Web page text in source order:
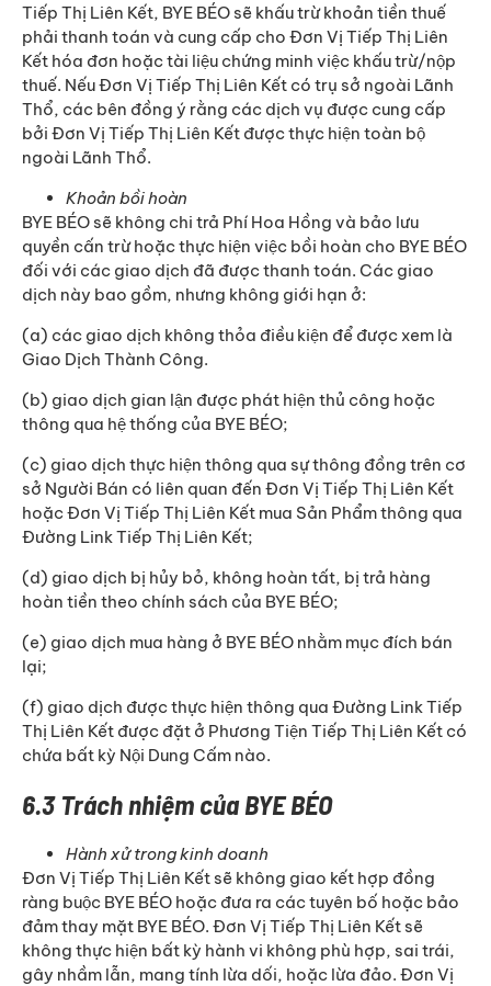
Tiếp Thị Liên Kết, BYE BÉO sẽ khấu trừ khoản tiền thuế
phải thanh toán và cung cấp cho Đơn Vị Tiếp Thị Liên
Kết hóa đơn hoặc tài liệu chứng minh việc khấu trừ/nộp
thuế. Nếu Đơn Vị Tiếp Thị Liên Kết có trụ sở ngoài Lãnh
Thổ, các bên đồng ý rằng các dịch vụ được cung cấp
bởi Đơn Vị Tiếp Thị Liên Kết được thực hiện toàn bộ
ngoài Lãnh Thổ.
Khoản bồi hoàn
BYE BÉO sẽ không chi trả Phí Hoa Hồng và bảo lưu
quyền cấn trừ hoặc thực hiện việc bồi hoàn cho BYE BÉO
đối với các giao dịch đã được thanh toán. Các giao
dịch này bao gồm, nhưng không giới hạn ở:
(a) các giao dịch không thỏa điều kiện để được xem là
Giao Dịch Thành Công.
(b) giao dịch gian lận được phát hiện thủ công hoặc
thông qua hệ thống của BYE BÉO;
(c) giao dịch thực hiện thông qua sự thông đồng trên cơ
sở Người Bán có liên quan đến Đơn Vị Tiếp Thị Liên Kết
hoặc Đơn Vị Tiếp Thị Liên Kết mua Sản Phẩm thông qua
Đường Link Tiếp Thị Liên Kết;
(d) giao dịch bị hủy bỏ, không hoàn tất, bị trả hàng
hoàn tiền theo chính sách của BYE BÉO;
(e) giao dịch mua hàng ở BYE BÉO nhằm mục đích bán
lại;
(f) giao dịch được thực hiện thông qua Đường Link Tiếp
Thị Liên Kết được đặt ở Phương Tiện Tiếp Thị Liên Kết có
chứa bất kỳ Nội Dung Cấm nào.
6.3 Trách nhiệm của BYE BÉO
Hành xử trong kinh doanh
Đơn Vị Tiếp Thị Liên Kết sẽ không giao kết hợp đồng
ràng buộc BYE BÉO hoặc đưa ra các tuyên bố hoặc bảo
đảm thay mặt BYE BÉO. Đơn Vị Tiếp Thị Liên Kết sẽ
không thực hiện bất kỳ hành vi không phù hợp, sai trái,
gây nhầm lẫn, mang tính lừa dối, hoặc lừa đảo. Đơn Vị